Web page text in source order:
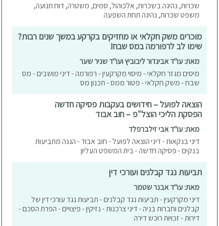
שכרות, נהיגה בשכרות, אלכוהול, סמים, משטרה, דוח תנועה,
משפט שכרות, נהיגה תחת השפעה
מוכרים משק חקלאי או מחזיקים בקרקע במשך שנים רבות?
שימו לב לרפורמה במס שבח!
מאת: עו"ד אביגדור ליבוביץ ועו"ד שניר שער
מיסים מגזר חקלאי - מיסוי מקרקעין - רפורמה - דיני מושבים - מס
שבח - משק חקלאי - פטור ממס - תכנון מס
הוצאה לפועל – חידושים בעקבות פסיקה חדשה
הפסקת הליכי הוצל"פ – חוב אבוד
מאת: עו"ד אבי זילברפלד
דיני בנקאות - דיני הוצאה לפועל - חוב אבוד - הגנה מתביעות
בנקים - פסיקה חדשה - בית המשפט העליון
תביעות נגד קבלנים ועורכי דין
מאת: עו"ד אבנר שטמר
דיני מקרקעין - תביעות נגד קבלנים - תביעות נגד עורכי דין של
קבלנים וחברות בניה - דיני צרכנות - נזיקין - פיצויים - הפרת הסכם -
דירות - זכויות רוכש דירה